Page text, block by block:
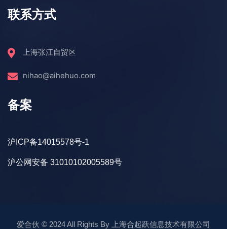
联系方式
上海张江自贸区
nihao@aihehuo.com
备案
沪ICP备14015578号-1
沪公网安备 31010102005589号
爱合伙 © 2024 All Rights By 上海合起跃信息技术有限公司